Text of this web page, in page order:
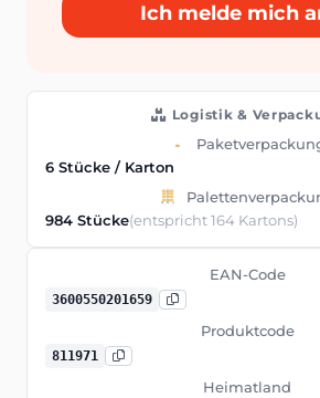
Ich melde mich
Logistik &
6 Stücke / Karton
984 Stücke(entspricht 164 Kartons)
EAN-Code
3600550201659
Produktcode
811971
Heimatland